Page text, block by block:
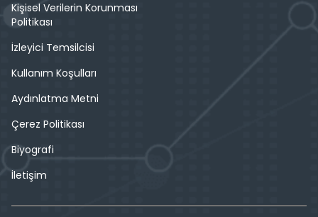
Kişisel Verilerin Korunması
Politikası
İzleyici Temsilcisi
Kullanım Koşulları
Aydınlatma Metni
Çerez Politikası
Biyografi
İletişim